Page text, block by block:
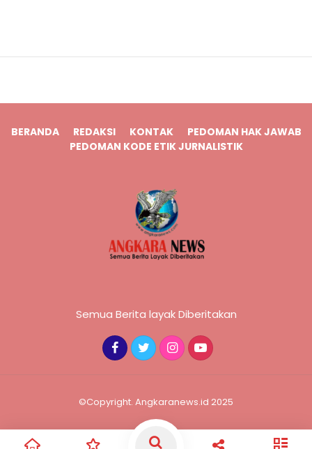
BERANDA REDAKSI KONTAK
PEDOMAN HAK JAWAB
PEDOMAN KODE ETIK JURNALISTIK
Semua Berita layak Diberitakan
©Copyright. Angkaranews.id 2025